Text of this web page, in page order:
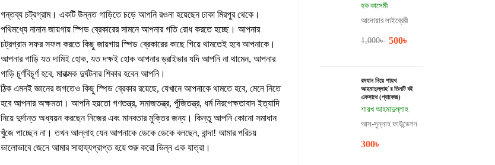
হক কাসেমী
আনোয়ার লাইব্রেরী
1,000৳ 500৳
রমযান নিয়ে শায়খ
আহমাদুল্লাহ`র তিনটি বই
একসাথে (প্যাকেজ)
শায়খ আহমাদুল্লাহ
আস-সুন্নাহ ফাউন্ডেশন
300৳
গন্তব্য চট্রগ্রাম। একটি উন্নত গাড়িতে চড়ে আপনি রওনা হয়েছেন ঢাকা মিরপুর থেকে।
পথিমধ্যে নানান জায়গায় স্পিড ব্রেকারের সামনে আপনার গতি রোধ করতে হচ্ছে। আপনার
চট্রগ্রাম সফর সফল করতে কিছু জায়গায় স্পিড ব্রেকারের কাছে গিয়ে থামতেই হবে আপনাকে।
আপনার গাড়ি যত দামিই হোক, যত দক্ষই হোক আপনার ড্রাইভার যদি আপনি না থামেন, আপনার
গাড়ি চূর্ণবিচূর্ণ হবে, মারাত্মক দুর্ঘটনার শিকার হবেন আপনি।
ঠিক এমনই জ্ঞানের জগতেও কিছু স্পিড ব্রেকার রয়েছে, যেখানে আপনাকে থামতে হবে, মেনে নিতে
হবে আপনার অক্ষমতা। আপনি হয়তো গণতন্ত্র, সমাজতন্ত্র, পুঁজিতন্ত্র, ধর্ম নিরপেক্ষতাবাদ ইত্যাদি
নিয়ে দুর্দান্ত অধ্যয়ন করছেন নিজের এবং মানবতার মুক্তির জন্য। কিন্তু আপনি কোনো সমাধান
খুঁজে পাচ্ছেন না। তখন আল্লাহ যেন আপনাকে ডেকে ডেকে বলছেন, বান্দা! আমার পরিচয়
ভালোভাবে জেনে আমার সাহায্যপ্রাপ্ত হয়ে শুরু করো ভিন্ন এক যাত্রা।